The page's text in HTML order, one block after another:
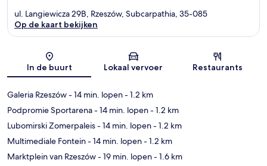
Kaart
ul. Langiewicza 29B, Rzeszów, Subcarpathia, 35-085
Op de kaart bekijken
In de buurt Lokaal vervoer Restaurants
Galeria Rzeszów- 14 min. lopen- 1.2 km
Podpromie Sportarena- 14 min. lopen- 1.2 km
Lubomirski Zomerpaleis- 14 min. lopen- 1.2 km
Multimediale Fontein- 14 min. lopen- 1.2 km
Marktplein van Rzeszów- 19 min. lopen- 1.6 km